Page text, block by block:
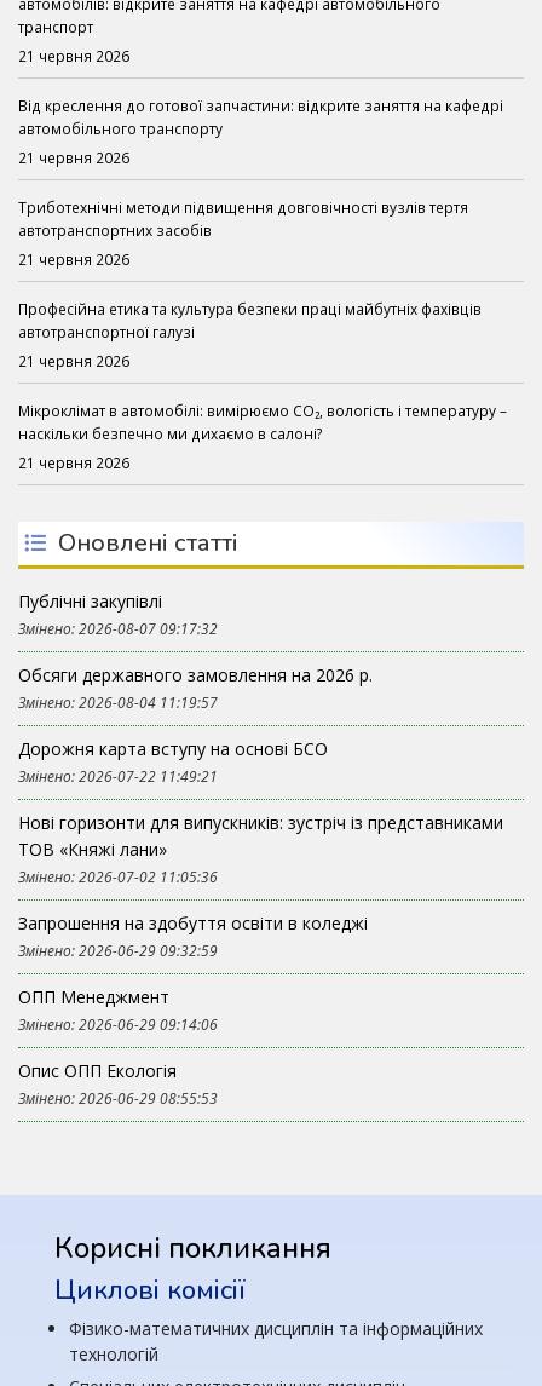
транспорт
21 червня 2026
Від креслення до готової запчастини: відкрите заняття на кафедрі
автомобільного транспорту
21 червня 2026
Триботехнічні методи підвищення довговічності вузлів тертя
автотранспортних засобів
21 червня 2026
Професійна етика та культура безпеки праці майбутніх фахівців
автотранспортної галузі
21 червня 2026
Мікроклімат в автомобілі: вимірюємо CO₂, вологість і температуру –
наскільки безпечно ми дихаємо в салоні?
21 червня 2026
Оновлені статті
Публічні закупівлі
Змінено: 2026-08-07 09:17:32
Обсяги державного замовлення на 2026 р.
Змінено: 2026-08-04 11:19:57
Дорожня карта вступу на основі БСО
Змінено: 2026-07-22 11:49:21
Нові горизонти для випускників: зустріч із представниками
ТОВ «Княжі лани»
Змінено: 2026-07-02 11:05:36
Запрошення на здобуття освіти в коледжі
Змінено: 2026-06-29 09:32:59
ОПП Менеджмент
Змінено: 2026-06-29 09:14:06
Опис ОПП Екологія
Змінено: 2026-06-29 08:55:53
Корисні покликання
Циклові комісії
Фізико-математичних дисциплін та інформаційних
технологій